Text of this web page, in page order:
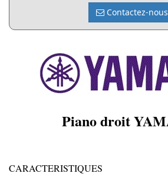
Contactez-nous
Piano droit
CARACTERISTIQUES